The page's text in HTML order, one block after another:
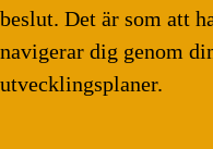
beslut. Det är som att
navigerar dig genom
utvecklingsplaner.